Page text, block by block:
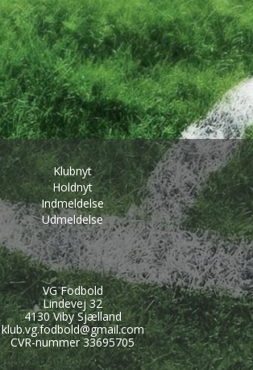
Klubnyt
Holdnyt
Indmeldelse
Udmeldelse
VG Fodbold
Lindevej 32
4130 Viby Sjælland
klub.vg.fodbold@gmail.com
CVR-nummer 33695705